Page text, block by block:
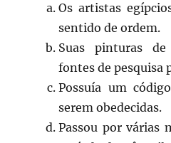
Os artistas
sentido de ordem.
Suas pinturas
fontes de pesquisa
Possuía um
serem obedecidas.
Passou por várias